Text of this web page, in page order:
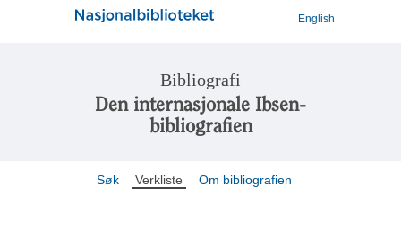
English
Bibliografi
Den internasjonale Ibsen-
bibliografien
Søk Verkliste Om bibliografien